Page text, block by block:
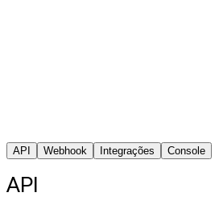
API Webhook Integrações Console
API